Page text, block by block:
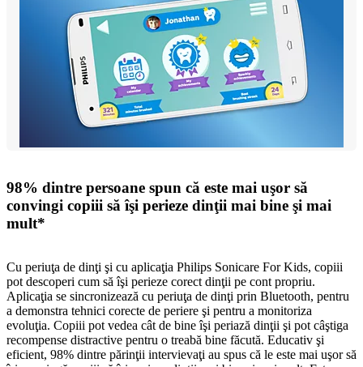
98% dintre persoane spun că este mai uşor să
convingi copiii să îşi perieze dinţii mai bine şi mai
mult*
Cu periuţa de dinţi şi cu aplicaţia Philips Sonicare For Kids, copiii
pot descoperi cum să îşi perieze corect dinţii pe cont propriu.
Aplicaţia se sincronizează cu periuţa de dinţi prin Bluetooth, pentru
a demonstra tehnici corecte de periere şi pentru a monitoriza
evoluţia. Copiii pot vedea cât de bine îşi periază dinţii şi pot câştiga
recompense distractive pentru o treabă bine făcută. Educativ şi
eficient, 98% dintre părinţii intervievaţi au spus că le este mai uşor să